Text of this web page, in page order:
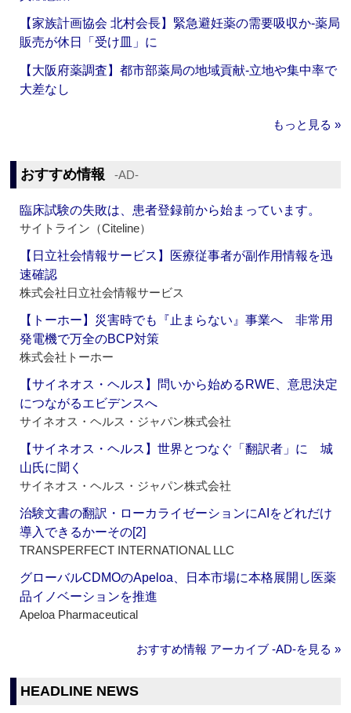
【家族計画協会 北村会長】緊急避妊薬の需要吸収か‐薬局
販売が休日「受け皿」に
【大阪府薬調査】都市部薬局の地域貢献‐立地や集中率で
大差なし
もっと見る »
おすすめ情報 ‐AD‐
臨床試験の失敗は、患者登録前から始まっています。
サイトライン（Citeline）
【日立社会情報サービス】医療従事者が副作用情報を迅
速確認
株式会社日立社会情報サービス
【トーホー】災害時でも『止まらない』事業へ 非常用
発電機で万全のBCP対策
株式会社トーホー
【サイネオス・ヘルス】問いから始めるRWE、意思決定
につながるエビデンスへ
サイネオス・ヘルス・ジャパン株式会社
【サイネオス・ヘルス】世界とつなぐ「翻訳者」に 城
山氏に聞く
サイネオス・ヘルス・ジャパン株式会社
治験文書の翻訳・ローカライゼーションにAIをどれだけ
導入できるかーその[2]
TRANSPERFECT INTERNATIONAL LLC
グローバルCDMOのApeloa、日本市場に本格展開し医薬
品イノベーションを推進
Apeloa Pharmaceutical
おすすめ情報 アーカイブ ‐AD‐を見る »
HEADLINE NEWS